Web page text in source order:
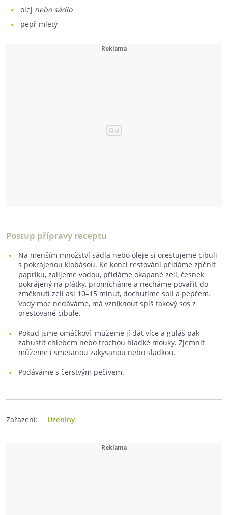
olej nebo sádlo
pepř mletý
Postup přípravy receptu
Na menším množství sádla nebo oleje si orestujeme cibuli
s pokrájenou klobásou. Ke konci restování přidáme zpěnit
papriku, zalijeme vodou, přidáme okapané zelí, česnek
pokrájený na plátky, promícháme a necháme povařit do
změknutí zelí asi 10–15 minut, dochutíme solí a pepřem.
Vody moc nedáváme, má vzniknout spíš takový sos z
orestované cibule.
Pokud jsme omáčkoví, můžeme jí dát více a guláš pak
zahustit chlebem nebo trochou hladké mouky. Zjemnit
můžeme i smetanou zakysanou nebo sladkou.
Podáváme s čerstvým pečivem.
Zařazení: Uzeniny